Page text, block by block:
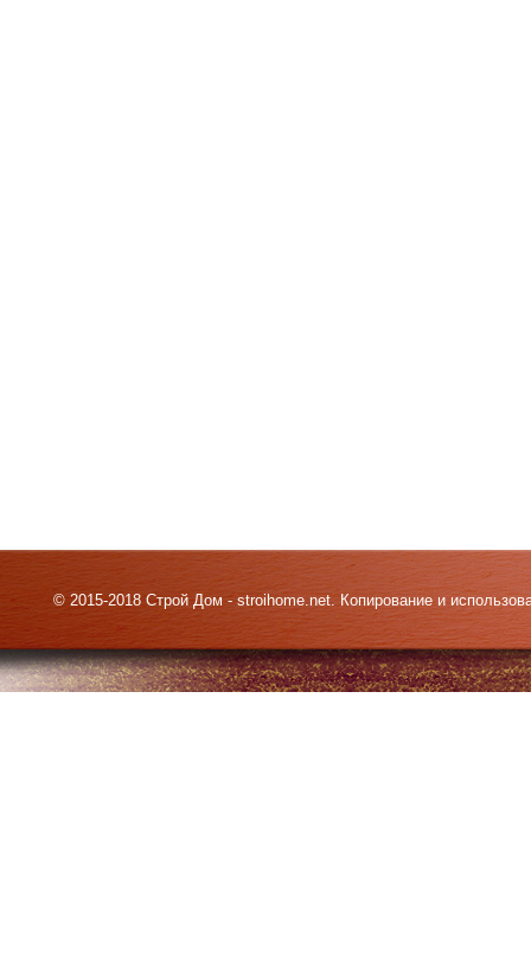
© 2015-2018 Строй Дом - stroihome.net. Копирование и